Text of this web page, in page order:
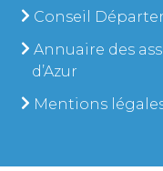
Conseil
Annuaire des
d’Azur
Mentions